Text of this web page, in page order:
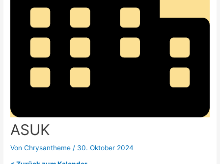
ASUK
VonChrysantheme / 30. Oktober 2024